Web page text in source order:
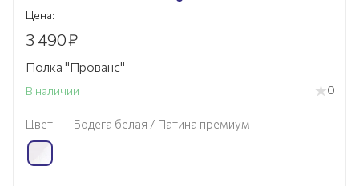
Цена:
3 490₽
Полка "Прованс"
В наличии 0
Цвет — Бодега белая / Патина премиум